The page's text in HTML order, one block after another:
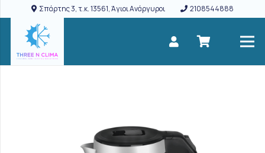
Σπάρτης 3, τ.κ. 13561, Άγιοι Ανάργυροι 2108544888